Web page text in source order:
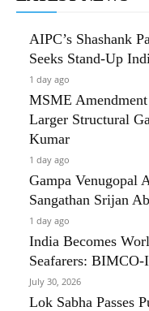
AIPC’s Shashank
Seeks Stand-Up
1 day ago
MSME
Larger Structural
Kumar
1 day ago
Gampa Venugopal
Sangathan Srijan
1 day ago
India Becomes
Seafarers: BIMCO-
July 30, 2026
Lok Sabha Passes